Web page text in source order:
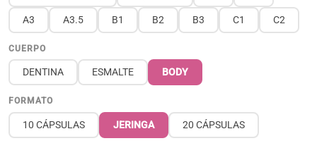
A3 A3.5 B1 B2 B3 C1 C2
CUERPO
DENTINA ESMALTE BODY
FORMATO
10 CÁPSULAS JERINGA 20 CÁPSULAS